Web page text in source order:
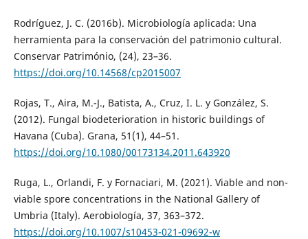
Rodríguez, J. C. (2016b). Microbiología aplicada: Una
herramienta para la conservación del patrimonio cultural.
Conservar Património, (24), 23–36.
https://doi.org/10.14568/cp2015007
Rojas, T., Aira, M.-J., Batista, A., Cruz, I. L. y González, S.
(2012). Fungal biodeterioration in historic buildings of
Havana (Cuba). Grana, 51(1), 44–51.
https://doi.org/10.1080/00173134.2011.643920
Ruga, L., Orlandi, F. y Fornaciari, M. (2021). Viable and non-
viable spore concentrations in the National Gallery of
Umbria (Italy). Aerobiología, 37, 363–372.
https://doi.org/10.1007/s10453-021-09692-w